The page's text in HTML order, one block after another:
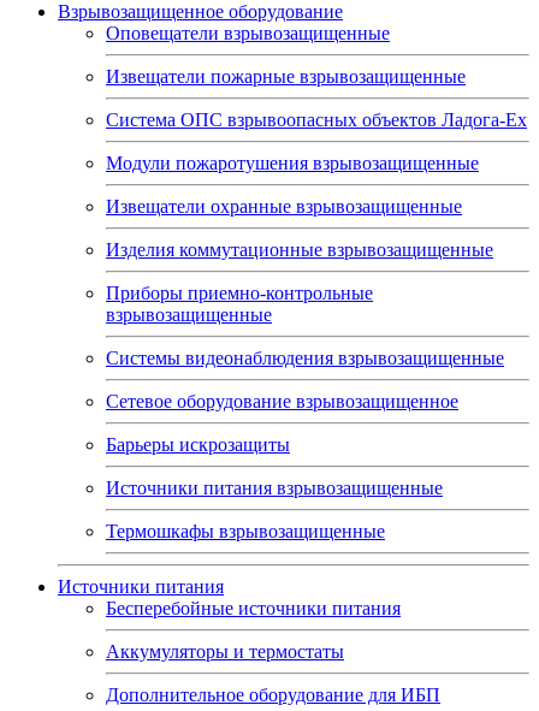
Взрывозащищенное оборудование
Оповещатели взрывозащищенные
Извещатели пожарные взрывозащищенные
Система ОПС взрывоопасных объектов Ладога-Ex
Модули пожаротушения взрывозащищенные
Извещатели охранные взрывозащищенные
Изделия коммутационные взрывозащищенные
Приборы приемно-контрольные
взрывозащищенные
Системы видеонаблюдения взрывозащищенные
Сетевое оборудование взрывозащищенное
Барьеры искрозащиты
Источники питания взрывозащищенные
Термошкафы взрывозащищенные
Источники питания
Бесперебойные источники питания
Аккумуляторы и термостаты
Дополнительное оборудование для ИБП